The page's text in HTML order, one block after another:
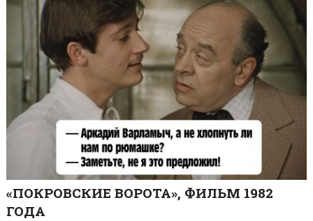
«ПОКРОВСКИЕ ВОРОТА», ФИЛЬМ 1982
ГОДА